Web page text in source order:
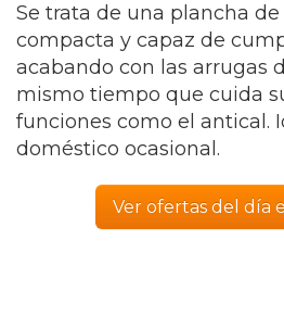
Se trata de una plancha
compacta y capaz de
acabando con las arrugas
mismo tiempo que cuida
funciones como el antical.
doméstico ocasional.
Ver ofertas del día